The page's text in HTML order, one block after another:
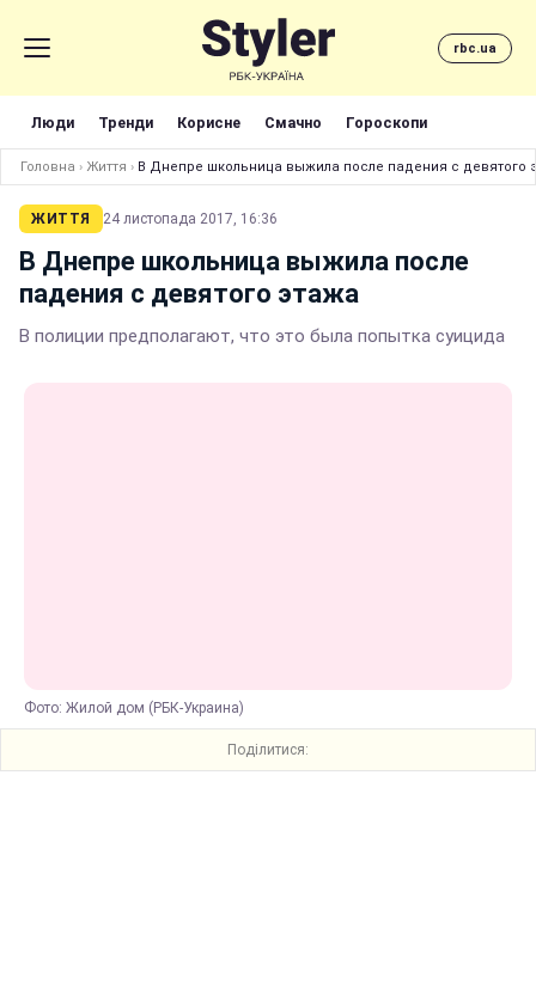
rbc.ua
Люди Тренди Корисне Смачно Гороскопи
Головна › Життя › В Днепре школьница выжила после падения с девятого
ЖИТТЯ 24 листопада 2017, 16:36
В Днепре школьница выжила после
падения с девятого этажа
В полиции предполагают, что это была попытка суицида
Фото: Жилой дом (РБК-Украина)
Поділитися: